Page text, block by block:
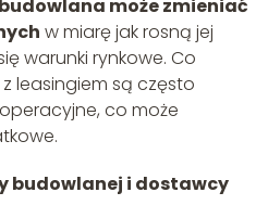
może zmieniać
w miarę jak rosną jej
warunki rynkowe. Co
leasingiem są często
co może
budowlanej i dostawcy